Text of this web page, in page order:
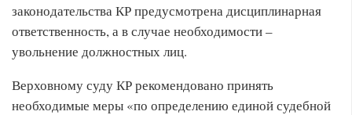
законодательства КР предусмотрена дисциплинарная
ответственность, а в случае необходимости –
увольнение должностных лиц.
Верховному суду КР рекомендовано принять
необходимые меры «по определению единой судебной